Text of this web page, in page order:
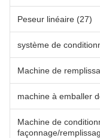
Peseur linéaire (27)
système de
Machine de
machine à emballer
Machine de
façonnage/